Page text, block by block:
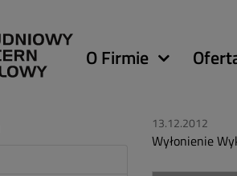
Główna
O Firmie
13.12.2012
Wyłonienie